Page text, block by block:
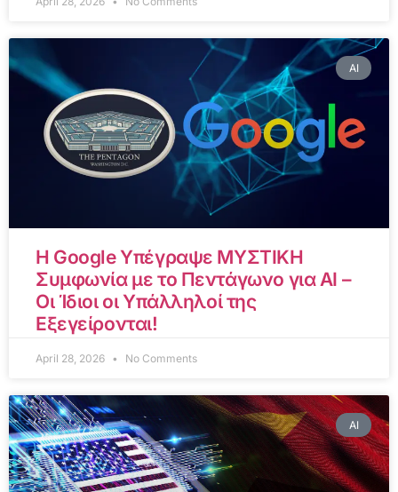
AI
Η Google Υπέγραψε ΜΥΣΤΙΚΗ
Συμφωνία με το Πεντάγωνο για AI –
Οι Ίδιοι οι Υπάλληλοί της
Εξεγείρονται!
April 28, 2026 No Comments
AI